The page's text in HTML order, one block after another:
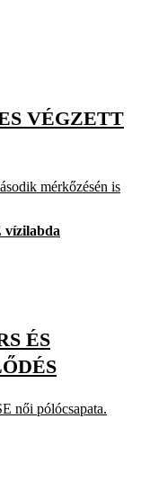
VÉGZETT
mérkőzésén is
vízilabda
ÉS
női pólócsapata.